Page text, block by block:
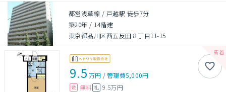
都営浅草線 / 戸越駅 徒歩7分
築20年 / 14階建
東京都品川区西五反田８丁目11-15
9.5 万円 /管理費5,000円
敷 無料 礼 9.5万円